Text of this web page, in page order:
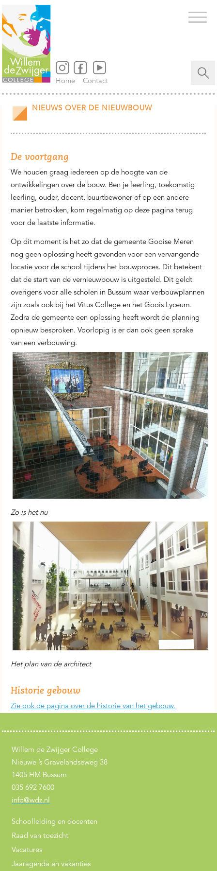
Home Contact
naar...
NIEUWS OVER DE NIEUWBOUW
De voortgang
We houden graag iedereen op de hoogte van de
ontwikkelingen over de bouw. Ben je leerling, toekomstig
leerling, ouder, docent, buurtbewoner of op een andere
manier betrokken, kom regelmatig op deze pagina terug
voor de laatste informatie.
Op dit moment is het zo dat de gemeente Gooise Meren
nog geen oplossing heeft gevonden voor een vervangende
locatie voor de school tijdens het bouwproces. Dit betekent
dat de start van de vernieuwbouw is uitgesteld. Dit geldt
overigens voor alle scholen in Bussum waar verbouwplannen
zijn zoals ook bij het Vitus College en het Goois Lyceum.
Zodra de gemeente een oplossing heeft wordt de planning
opnieuw besproken. Voorlopig is er dan ook geen sprake
van een verbouwing.
Zo is het nu
Het plan van de architect
Historie gebouw
Zie ook de pagina over de historie van het gebouw.
Willem de Zwijger College
Nieuwe ’s Gravelandseweg 38
1405 HM Bussum
035 692 7600
info@wdz.nl
Schoolleiding en docenten
Raad van toezicht
Vacatures
Jaaragenda en vakanties